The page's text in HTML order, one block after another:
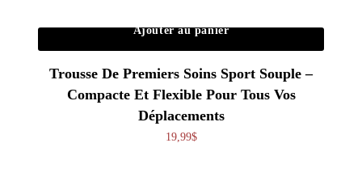
Ajouter au panier
Trousse De Premiers Soins Sport Souple –
Compacte Et Flexible Pour Tous Vos
Déplacements
19,99$